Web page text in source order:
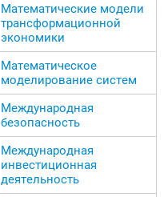
Математические модели
трансформационной
экономики
Математическое
моделирование систем
Международная
безопасность
Международная
инвестиционная
деятельность